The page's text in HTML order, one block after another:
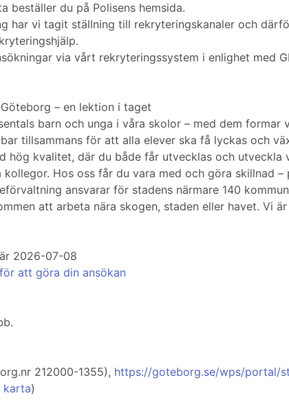
beställer du på Polisens hemsida.
har vi tagit ställning till rekryteringskanaler och
via vårt rekryteringssystem i enlighet med
– en lektion i taget
barn och unga i våra skolor – med dem
tillsammans för att alla elever ska få lyckas och
hög kvalitet, där du både får utvecklas och
kollegor. Hos oss får du vara med och göra skillnad –
ansvarar för stadens närmare 140
att arbeta nära skogen, staden eller havet. Vi
2026-07-08
att göra din ansökan
212000-1355), https://goteborg.se/wps/portal/
karta)